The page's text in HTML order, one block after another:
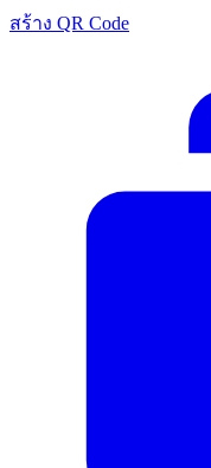
สร้าง QR Code